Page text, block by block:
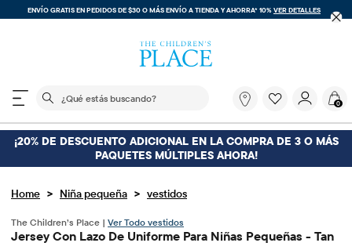
ENVÍO GRATIS EN PEDIDOS DE $30 O MÁSENVÍO A TIENDA Y AHORRA* 10%VER DETALLES
El siguiente campo de búsqueda filtra las
buscando?
0
¡20% DE DESCUENTO ADICIONAL EN LA COMPRA DE 3 O MÁS
PAQUETES MÚLTIPLES AHORA!
Home > Niña pequeña > vestidos
The Children’s Place | Ver Todo vestidos
Jersey Con Lazo De Uniforme Para Niñas Pequeñas - Tan